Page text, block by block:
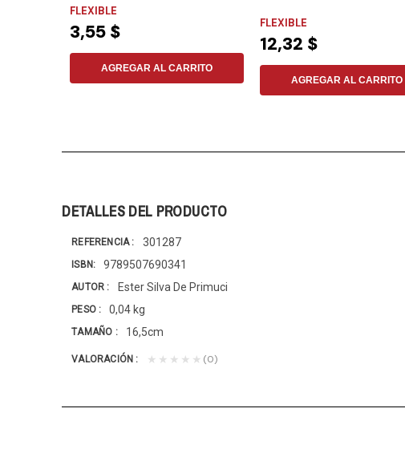
FLEXIBLE
3,55 $
AGREGAR AL CARRITO
FLEXIBLE
12,32 $
AGREGAR AL CARRITO
DETALLES DEL PRODUCTO
REFERENCIA 301287
ISBN 9789507690341
AUTOR Ester Silva De Primuci
PESO 0,04 kg
TAMAÑO 16,5cm
VALORACIÓN ★★★★★ (0)